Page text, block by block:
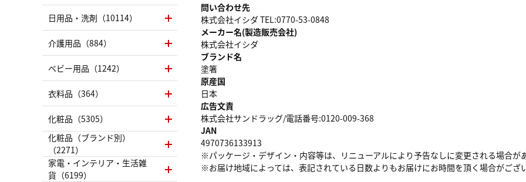
問い合わせ先
株式会社イシダ TEL:0770-53-0848
メーカー名(製造販売会社)
株式会社イシダ
ブランド名
塗箸
原産国
日本
広告文責
株式会社サンドラッグ/電話番号:0120-009-368
JAN
4970736133913
※パッケージ・デザイン・内容等は、リニューアルにより予告なしに変更される場合が
※お届け地域によっては、表記されている日数よりもお届けにお時間を頂く場合がござい
日用品・洗剤（10114）
介護用品（884）
ベビー用品（1242）
衣料品（364）
化粧品（5305）
化粧品（ブランド別）
（2271）
家電・インテリア・生活雑
貨（6199）